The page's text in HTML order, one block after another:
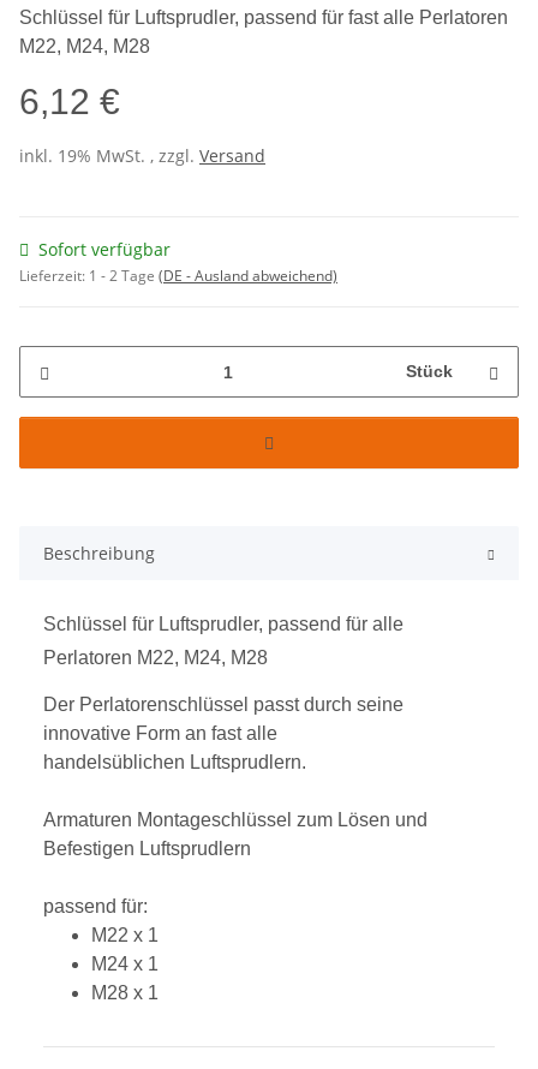
Schlüssel für Luftsprudler, passend für fast alle Perlatoren
M22, M24, M28
6,12 €
inkl. 19% MwSt. , zzgl. Versand
Sofort verfügbar
Lieferzeit: 1 - 2 Tage (DE - Ausland abweichend)
Stück
Beschreibung
Schlüssel für Luftsprudler, passend für alle
Perlatoren M22, M24, M28
Der Perlatorenschlüssel passt durch seine
innovative Form an fast alle
handelsüblichen Luftsprudlern.
Armaturen Montageschlüssel zum Lösen und
Befestigen Luftsprudlern
passend für:
M22 x 1
M24 x 1
M28 x 1